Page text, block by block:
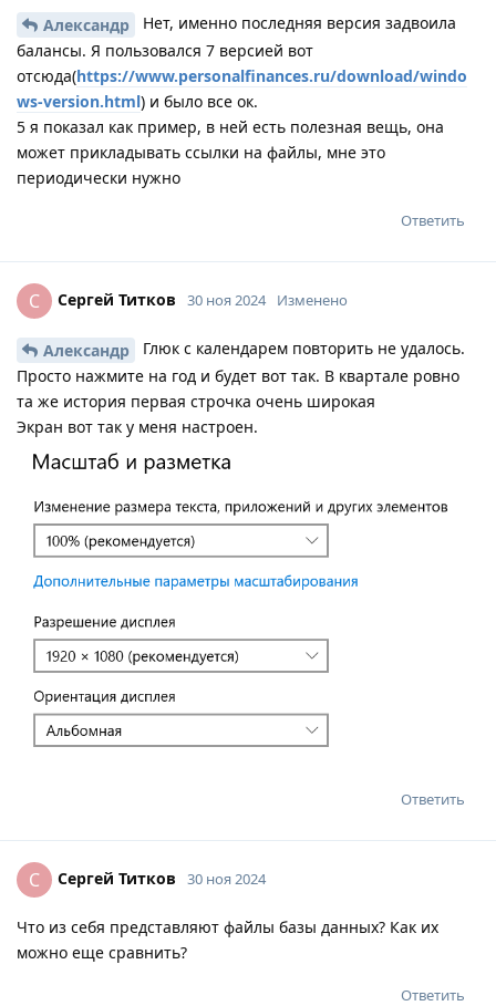
Александр
Нет, именно последняя версия задвоила
балансы. Я пользовался 7 версией вот
отсюда(https://www.personalfinances.ru/download/windo
ws-version.html) и было все ок.
5 я показал как пример, в ней есть полезная вещь, она
может прикладывать ссылки на файлы, мне это
периодически нужно
Ответить
С Сергей Титков 30 ноя 2024 Изменено
Александр
Глюк с календарем повторить не удалось.
Просто нажмите на год и будет вот так. В квартале ровно
та же история первая строчка очень широкая
Экран вот так у меня настроен.
Ответить
С Сергей Титков 30 ноя 2024
Что из себя представляют файлы базы данных? Как их
можно еще сравнить?
Ответить